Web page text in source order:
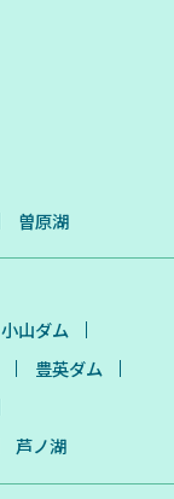
曽原湖
小山ダム
豊英ダム
芦ノ湖